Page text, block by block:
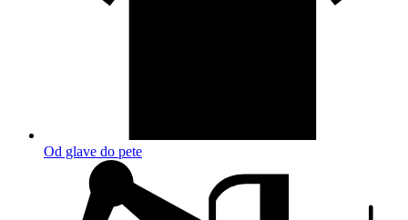
Od glave do pete